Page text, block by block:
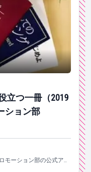
一冊（2019年2月編）
立つ一冊（2019
ション部
モーション部の公式アカ